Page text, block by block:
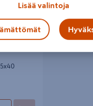
Lisää valintoja